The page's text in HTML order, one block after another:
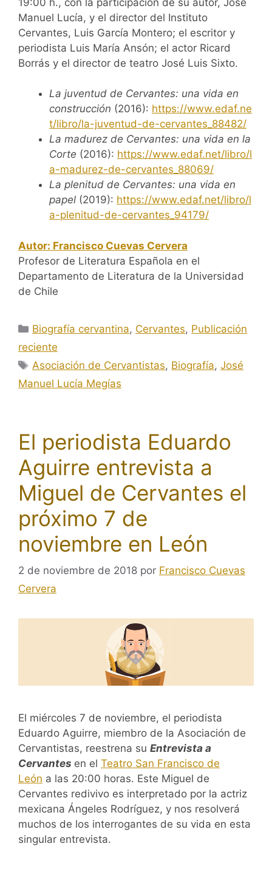
Manuel Lucía, y el director del Instituto
Cervantes, Luis García Montero; el escritor y
periodista Luis María Ansón; el actor Ricard
Borrás y el director de teatro José Luis Sixto.
La juventud de Cervantes: una vida en
construcción (2016): https://www.edaf.ne
t/libro/la-juventud-de-cervantes_88482/
La madurez de Cervantes: una vida en la
Corte (2016): https://www.edaf.net/libro/l
a-madurez-de-cervantes_88069/
La plenitud de Cervantes: una vida en
papel (2019): https://www.edaf.net/libro/l
a-plenitud-de-cervantes_94179/
Autor: Francisco Cuevas Cervera
Profesor de Literatura Española en el
Departamento de Literatura de la Universidad
de Chile
Categorías
Biografía cervantina, Cervantes, Publicación
reciente
Etiquetas
Asociación de Cervantistas, Biografía,José
Manuel Lucía Megías
El periodista Eduardo
Aguirre entrevista a
Miguel de Cervantes el
próximo 7 de
noviembre en León
2 de noviembre de 2018 por Francisco Cuevas
Cervera
El miércoles 7 de noviembre, el periodista
Eduardo Aguirre, miembro de la Asociación de
Cervantistas, reestrena su Entrevista a
Cervantes en el Teatro San Francisco de
León a las 20:00 horas. Este Miguel de
Cervantes redivivo es interpretado por la actriz
mexicana Ángeles Rodríguez, y nos resolverá
muchos de los interrogantes de su vida en esta
singular entrevista.